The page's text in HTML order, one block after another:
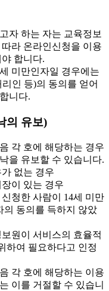
자 하는 자는 교육정보
라 온라인신청을 이용
합니다.
미만인자일 경우에는
인 등)의 동의를 얻어
니다.
의 유보)
각 호에 해당하는 경우
을 유보할 수 있습니다.
없는 경우
이 있는 경우
청한 사람이 14세 미만
의 동의를 득하지 않았
원이 서비스의 효율적
하여 필요하다고 인정
각 호에 해당하는 이용
이를 거절할 수 있습니